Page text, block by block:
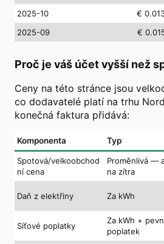
2025-10
€
2025-09
€
Proč je váš účet vyšší než
Ceny na této stránce jsou
co dodavatelé platí na trhu
konečná faktura přidává:
Komponenta Typ
Spotová/velkoobchod
ní cena
Proměnlivá —
na zítra
Daň z elektřiny Za kWh
Síťové poplatky
Za kWh +
poplatek